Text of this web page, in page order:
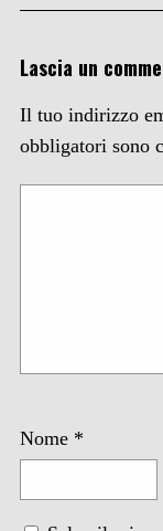
Lascia un
Il tuo indirizzo
obbligatori sono
Nome *